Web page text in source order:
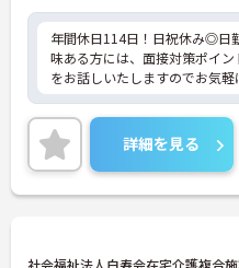
年間休日114日！日祝休み◎日
味ある方には、面接対策ポイン
をお話しいたしますのでお気軽
詳細を見る
社会福祉法人白寿会在宅介護複合